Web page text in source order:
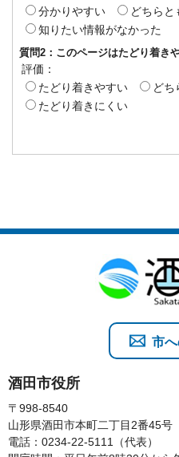
分かりやすい
どちらと
知りたい情報がなかった
質問2：このページはたどり着き
評価：
たどり着きやすい
どち
たどり着きにくい
酒田市役所
〒998-8540
山形県酒田市本町二丁目2番45号
電話：0234-22-5111（代表）
市